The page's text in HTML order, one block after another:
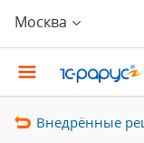
Москва
Внедрённые